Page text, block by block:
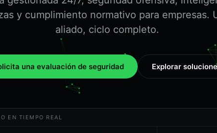
y cumplimiento normativo para empresas.
aliado, ciclo completo.
una evaluación de seguridad Explorar
EN TIEMPO REAL